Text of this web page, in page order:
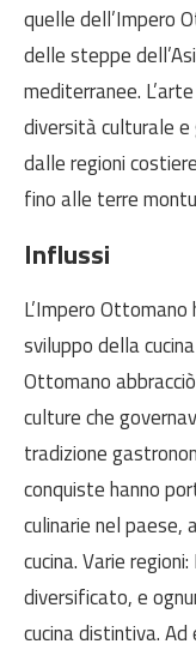
quelle dell’Impero
delle steppe
mediterranee.
diversità culturale
dalle regioni
fino alle terre
Influssi
L’Impero
sviluppo della
Ottomano
culture che
tradizione
conquiste hanno
culinarie nel paese,
cucina. Varie
diversificato, e
cucina distintiva. Ad